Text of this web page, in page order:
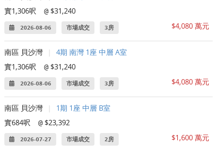
實1,306呎
@ $31,240
2026-08-06 市場成交 3房 $4,080 萬元
南區 貝沙灣
4期 南灣 1座 中層 A室
實1,306呎
@ $31,240
2026-08-06 市場成交 3房 $4,080 萬元
南區 貝沙灣
1期 1座 中層 B室
實684呎
@ $23,392
2026-07-27 市場成交 2房 $1,600 萬元